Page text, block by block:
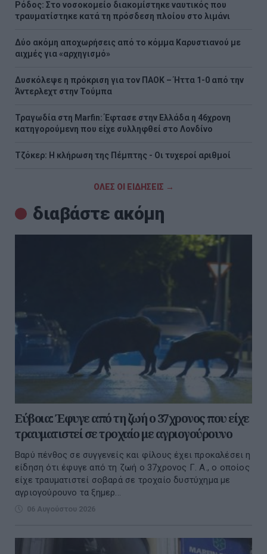
Ρόδος: Στο νοσοκομείο διακομίστηκε ναυτικός που
τραυματίστηκε κατά τη πρόσδεση πλοίου στο λιμάνι
Δύο ακόμη αποχωρήσεις από το κόμμα Καρυστιανού με
αιχμές για «αρχηγισμό»
Δυσκόλεψε η πρόκριση για τον ΠΑΟΚ – Ήττα 1-0 από την
Άντερλεχτ στην Τούμπα
Τραγωδία στη Marfin: Έφτασε στην Ελλάδα η 46χρονη
κατηγορούμενη που είχε συλληφθεί στο Λονδίνο
Τζόκερ: Η κλήρωση της Πέμπτης - Οι τυχεροί αριθμοί
ΟΛΕΣ ΟΙ ΕΙΔΗΣΕΙΣ →
διαβάστε ακόμη
Εύβοια: Έφυγε από τη ζωή ο 37χρονος που είχε
τραυματιστεί σε τροχαίο με αγριογούρουνο
Βαρύ πένθος σε συγγενείς και φίλους έχει προκαλέσει η
είδηση ότι έφυγε από τη ζωή ο 37χρονος Γ. Α., ο οποίος
είχε τραυματιστεί σοβαρά σε τροχαίο δυστύχημα με
αγριογούρουνο τα ξημερ...
06 Αυγούστου 2026